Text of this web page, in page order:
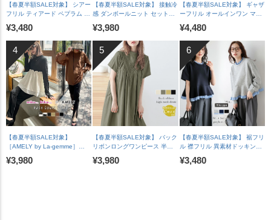
【春夏半額SALE対象】 シアー
フリル ティアード ペプラム ド
ッキングトップス 長袖 半袖 ス
カラップ オケージョン キレイ
め 上品 レディース おすすめ
おしゃれ フリーサイズ メール
便 2025春夏新作【lstpss25-
1241】【即納：1-5営業日】
【送料無料】メ込2
¥3,480
【春夏半額SALE対象】 接触冷
感 ダンボールニット セットア
ップ ロールアップ ラグランフ
レンチスリーブ 脇見え防止 A
ラインスカート バックスリッ
ト レディース おすすめ おしゃ
れ フリーサイズ 2025春夏新作
【lssess25-1392】【即納：1-
5営業日】【送料無料】宅込
¥3,980
【春夏半額SALE対象】 ギャザ
ーフリル オールインワン マル
チウェイ ワイドパンツ Vネッ
ク 華奢見え 脚長 体型カバー
裏地付き レディース おすすめ
おしゃれ 2026春夏新作
【lssrss26-2051】【即納&予
約：7月30日入荷予定順次発
送】【送料無料】メ込2
¥4,480
【春夏半額SALE対象】
［AMELY by La-gemme］
ROOMコラボ【人気インスタグ
ラマーとコラボ！】ラッシュガ
¥3,980
【春夏半額SALE対象】 バック
リボンロングワンピース 半袖
ゆったり 体型カバー カジュア
ル レディース ブラック メール
¥3,980
【春夏半額SALE対象】 裾フリ
ル 襟フリル 異素材ドッキング
ペプラム トップス 長袖 ドロッ
プショルダー 体型カバー フェ
¥3,480